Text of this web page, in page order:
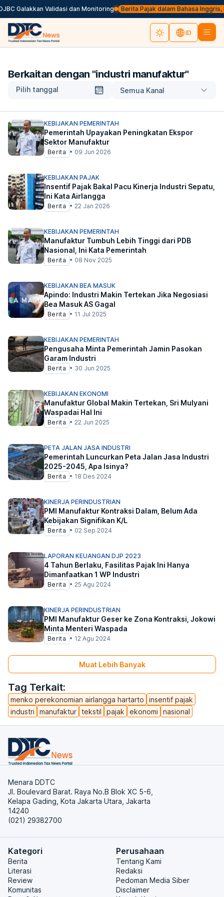
Galakkan Validasi dan Monitoring Berita Pajak dalam Bahasa Inggris,
ID
Berkaitan dengan "industri manufaktur"
Pilih tanggal Semua Kanal
Tag Terkait:
menko perekonomian airlangga hartarto
insentif pajak
industri
manufaktur tekstil pajak ekonomi nasional
KEBIJAKAN PEMERINTAH
Pemerintah Upayakan Peningkatan Ekspor
Sektor Manufaktur
Berita • 09 Jun 2026
KEBIJAKAN PAJAK
Insentif Pajak Bakal Pacu Kinerja Industri Sepatu,
Ini Kata Airlangga
Berita • 22 Jan 2026
KEBIJAKAN PEMERINTAH
Manufaktur Tumbuh Lebih Tinggi dari PDB
Nasional, Ini Kata Pemerintah
Berita • 08 Nov 2025
KEBIJAKAN BEA MASUK
Apindo: Industri Makin Tertekan Jika Negosiasi
Bea Masuk AS Gagal
Berita • 11 Jul 2025
KEBIJAKAN PEMERINTAH
Pengusaha Minta Pemerintah Jamin Pasokan
Garam Industri
Berita • 30 Jun 2025
KEBIJAKAN EKONOMI
Manufaktur Global Makin Tertekan, Sri Mulyani
Waspadai Hal Ini
Berita • 22 Jun 2025
PETA JALAN JASA INDUSTRI
Pemerintah Luncurkan Peta Jalan Jasa Industri
2025-2045, Apa Isinya?
Berita • 18 Des 2024
KINERJA PERINDUSTRIAN
PMI Manufaktur Kontraksi Dalam, Belum Ada
Kebijakan Signifikan K/L
Berita • 02 Sep 2024
LAPORAN KEUANGAN DJP 2023
4 Tahun Berlaku, Fasilitas Pajak Ini Hanya
Dimanfaatkan 1 WP Industri
Berita • 25 Agu 2024
KINERJA PERINDUSTRIAN
PMI Manufaktur Geser ke Zona Kontraksi, Jokowi
Minta Menteri Waspada
Berita • 12 Agu 2024
Muat Lebih Banyak
Menara DDTC
Jl. Boulevard Barat. Raya No.B Blok XC 5-6,
Kelapa Gading, Kota Jakarta Utara, Jakarta
14240
(021) 29382700
Kategori
Berita
Literasi
Review
Komunitas
Perusahaan
Tentang Kami
Redaksi
Pedoman Media Siber
Disclaimer